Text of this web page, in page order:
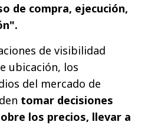
de compra, ejecución,
de visibilidad
ubicación, los
del mercado de
tomar decisiones
los precios, llevar a